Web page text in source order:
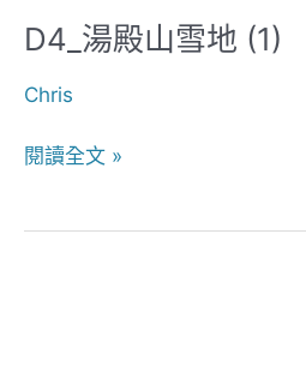
D4_湯殿山雪地 (1)
Chris
D4_
殿
雪
(1)
閱讀全文 »